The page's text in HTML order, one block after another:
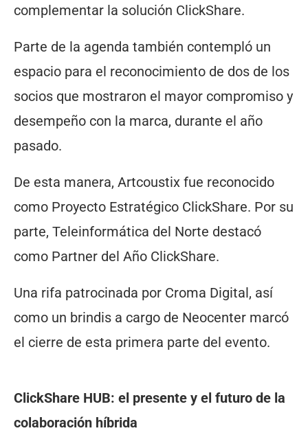
complementar la solución ClickShare.
Parte de la agenda también contempló un
espacio para el reconocimiento de dos de los
socios que mostraron el mayor compromiso y
desempeño con la marca, durante el año
pasado.
De esta manera, Artcoustix fue reconocido
como Proyecto Estratégico ClickShare. Por su
parte, Teleinformática del Norte destacó
como Partner del Año ClickShare.
Una rifa patrocinada por Croma Digital, así
como un brindis a cargo de Neocenter marcó
el cierre de esta primera parte del evento.
ClickShare HUB: el presente y el futuro de la
colaboración híbrida